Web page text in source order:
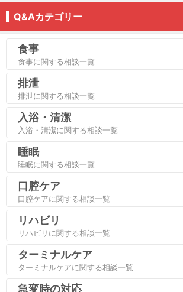
Q&Aカテゴリー
食事
食事に関する相談一覧
排泄
排泄に関する相談一覧
入浴・清潔
入浴・清潔に関する相談一覧
睡眠
睡眠に関する相談一覧
口腔ケア
口腔ケアに関する相談一覧
リハビリ
リハビリに関する相談一覧
ターミナルケア
ターミナルケアに関する相談一覧
急変時の対応